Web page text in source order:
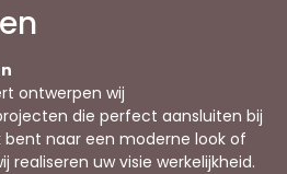
ontwerpen wij
die perfect aansluiten bij
bent naar een moderne look of
realiseren uw visie werkelijkheid.